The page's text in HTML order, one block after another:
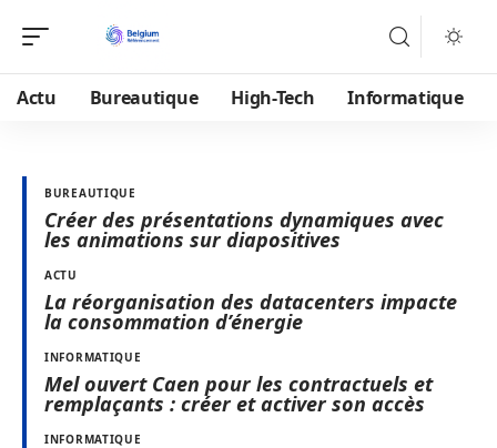
Actu Bureautique High-Tech Informatique
BUREAUTIQUE
Créer des présentations dynamiques avec
les animations sur diapositives
ACTU
La réorganisation des datacenters impacte
la consommation d’énergie
INFORMATIQUE
Mel ouvert Caen pour les contractuels et
remplaçants : créer et activer son accès
INFORMATIQUE